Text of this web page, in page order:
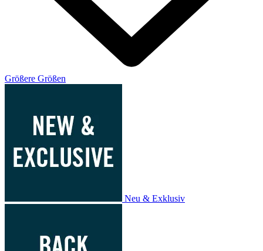
Größere Größen
Neu & Exklusiv